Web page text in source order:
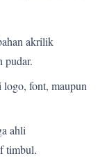
akrilik
pudar.
logo, font, maupun
ahli
timbul.